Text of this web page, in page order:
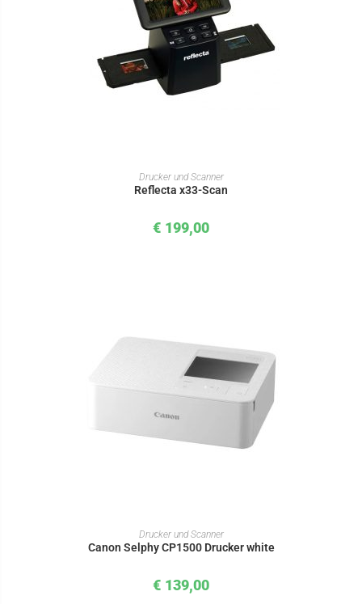
IN DEN WARENKORB
Drucker und Scanner
Reflecta x33-Scan
€ 199,00
IN DEN WARENKORB
Drucker und Scanner
Canon Selphy CP1500 Drucker white
€ 139,00